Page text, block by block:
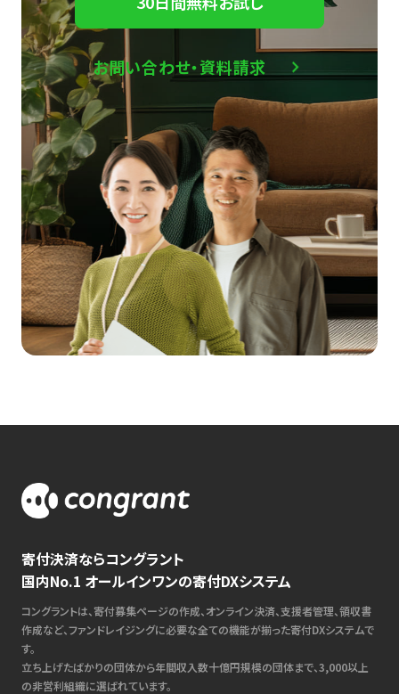
お問い合わせ・資料請求
寄付決済ならコングラント
国内No.1 オールインワンの寄付DXシステム
コングラントは、寄付募集ページの作成、オンライン決済、支援者管理、領収書
作成など、ファンドレイジングに必要な全ての機能が揃った寄付DXシステムで
す。
立ち上げたばかりの団体から年間収入数十億円規模の団体まで、3,000以上
の非営利組織に選ばれています。